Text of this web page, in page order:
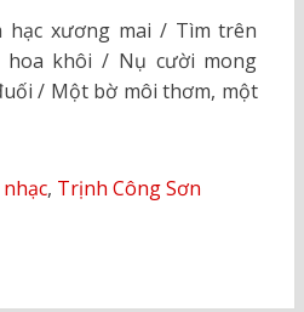
hạc xương mai / Tìm trên
hoa khôi / Nụ cười mong
/ Một bờ môi thơm, một
, Trịnh Công Sơn